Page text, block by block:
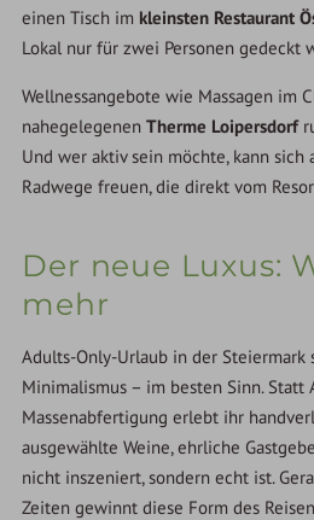
einen Tisch im kleinsten Restaurant
Lokal nur für zwei Personen gedeckt
Wellnessangebote wie Massagen im
nahegelegenenTherme Loipersdorf
Und wer aktiv sein möchte, kann sich
Radwege freuen, die direkt vom
Der neue Luxus:
mehr
Adults-Only-Urlaub in der Steiermark
Minimalismus – im besten Sinn. Statt
Massenabfertigung erlebt ihr
ausgewählte Weine, ehrliche
nicht inszeniert, sondern echt ist.
Zeiten gewinnt diese Form des